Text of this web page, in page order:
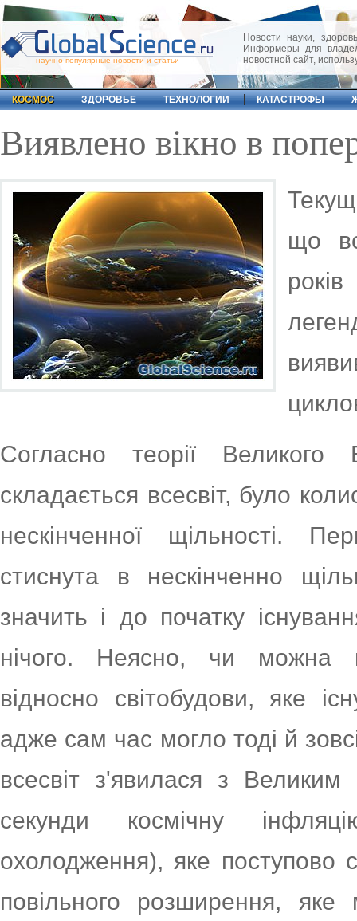
научно-популярные новости и статьи
Новости науки,
Информеры для
новостной сайт,
КОСМОС ЗДОРОВЬЕ ТЕХНОЛОГИИ КАТАСТРОФЫ
Виявлено вікно в
що
Согласно теорії
складається всесвіт, було
нескінченної щільності.
стиснута в нескінченно
значить і до початку
нічого. Неясно, чи можна
відносно світобудови, яке
адже сам час могло тоді й
всесвіт з'явилася з
секунди космічну
охолодження), яке поступово
повільного розширення,